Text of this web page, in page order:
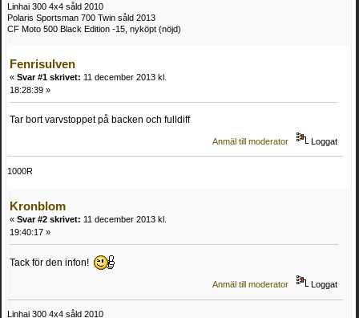
Linhai 300 4x4 såld 2010
Polaris Sportsman 700 Twin såld 2013
CF Moto 500 Black Edition -15, nyköpt (nöjd)
Fenrisulven
« Svar #1 skrivet: 11 december 2013 kl.
18:28:39 »
Tar bort varvstoppet på backen och fulldiff
Anmäl till moderator Loggat
1000R
Kronblom
« Svar #2 skrivet: 11 december 2013 kl.
19:40:17 »
Tack för den infon!
Anmäl till moderator Loggat
Linhai 300 4x4 såld 2010